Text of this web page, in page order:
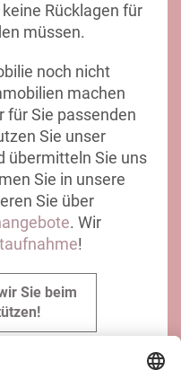
Rücklagen für
müssen.
noch nicht
machen
für Sie passenden
Sie unser
übermitteln Sie uns
Sie in unsere
Sie über
. Wir
!
Sie beim